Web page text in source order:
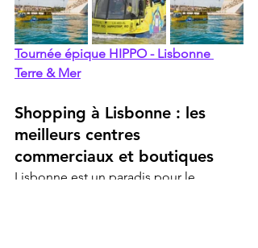
Tournée épique HIPPO - Lisbonne
Terre & Mer
Shopping à Lisbonne : les
meilleurs centres
commerciaux et boutiques
Lisbonne est un paradis pour le